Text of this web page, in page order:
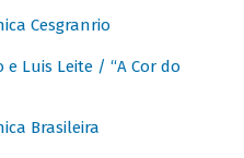
Cesgranrio
e Luis Leite / “A Cor do
Brasileira